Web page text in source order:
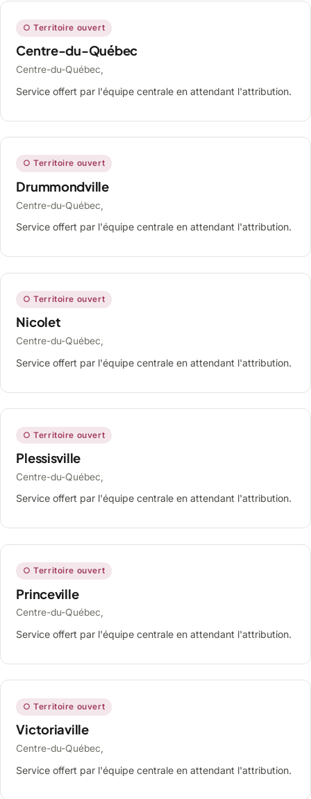
○ Territoire ouvert
Centre-du-Québec
Centre-du-Québec,
Service offert par l'équipe centrale en attendant l'attribution.
○ Territoire ouvert
Drummondville
Centre-du-Québec,
Service offert par l'équipe centrale en attendant l'attribution.
○ Territoire ouvert
Nicolet
Centre-du-Québec,
Service offert par l'équipe centrale en attendant l'attribution.
○ Territoire ouvert
Plessisville
Centre-du-Québec,
Service offert par l'équipe centrale en attendant l'attribution.
○ Territoire ouvert
Princeville
Centre-du-Québec,
Service offert par l'équipe centrale en attendant l'attribution.
○ Territoire ouvert
Victoriaville
Centre-du-Québec,
Service offert par l'équipe centrale en attendant l'attribution.